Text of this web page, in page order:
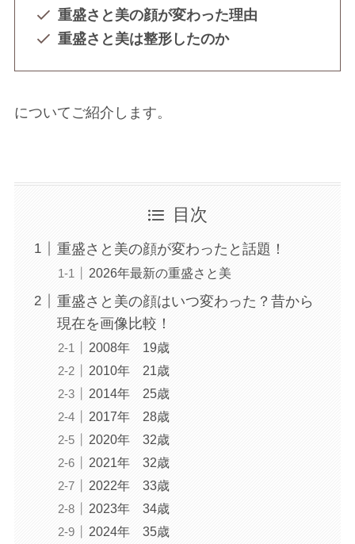
重盛さと美の顔が変わった理由
重盛さと美は整形したのか
についてご紹介します。
目次
重盛さと美の顔が変わったと話題！
2026年最新の重盛さと美
重盛さと美の顔はいつ変わった？昔から
現在を画像比較！
2008年 19歳
2010年 21歳
2014年 25歳
2017年 28歳
2020年 32歳
2021年 32歳
2022年 33歳
2023年 34歳
2024年 35歳